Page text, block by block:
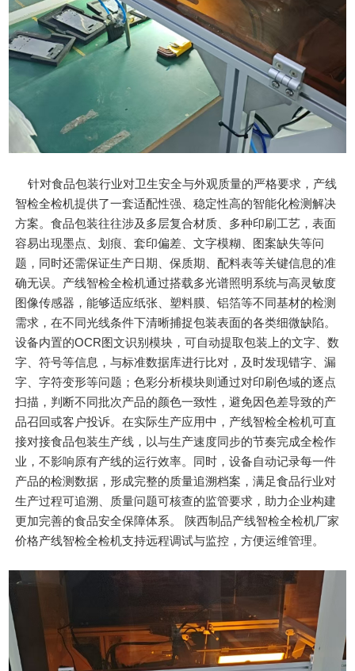
针对食品包装行业对卫生安全与外观质量的严格要求，产线
智检全检机提供了一套适配性强、稳定性高的智能化检测解决
方案。食品包装往往涉及多层复合材质、多种印刷工艺，表面
容易出现墨点、划痕、套印偏差、文字模糊、图案缺失等问
题，同时还需保证生产日期、保质期、配料表等关键信息的准
确无误。产线智检全检机通过搭载多光谱照明系统与高灵敏度
图像传感器，能够适应纸张、塑料膜、铝箔等不同基材的检测
需求，在不同光线条件下清晰捕捉包装表面的各类细微缺陷。
设备内置的OCR图文识别模块，可自动提取包装上的文字、数
字、符号等信息，与标准数据库进行比对，及时发现错字、漏
字、字符变形等问题；色彩分析模块则通过对印刷色域的逐点
扫描，判断不同批次产品的颜色一致性，避免因色差导致的产
品召回或客户投诉。在实际生产应用中，产线智检全检机可直
接对接食品包装生产线，以与生产速度同步的节奏完成全检作
业，不影响原有产线的运行效率。同时，设备自动记录每一件
产品的检测数据，形成完整的质量追溯档案，满足食品行业对
生产过程可追溯、质量问题可核查的监管要求，助力企业构建
更加完善的食品安全保障体系。 陕西制品产线智检全检机厂家
价格产线智检全检机支持远程调试与监控，方便运维管理。